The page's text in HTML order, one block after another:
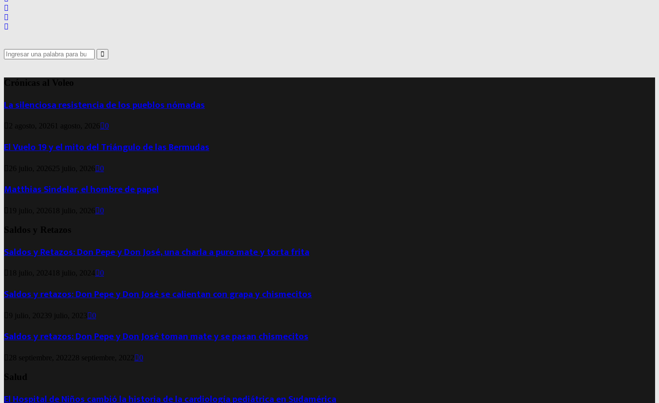
Search
for:
Search
Crónicas al Voleo
La silenciosa resistencia de los pueblos nómadas
2 agosto, 2026 1 agosto, 2026 0
El Vuelo 19 y el mito del Triángulo de las Bermudas
26 julio, 2026 25 julio, 2026 0
Matthias Sindelar, el hombre de papel
19 julio, 2026 18 julio, 2026 0
Saldos y Retazos
Saldos y Retazos: Don Pepe y Don José, una charla a puro mate y torta frita
18 julio, 2024 18 julio, 2024 0
Saldos y retazos: Don Pepe y Don José se calientan con grapa y chismecitos
9 julio, 20239 julio, 2023 0
Saldos y retazos: Don Pepe y Don José toman mate y se pasan chismecitos
28 septiembre, 2022 28 septiembre, 2022 0
Salud
El Hospital de Niños cambió la historia de la cardiología pediátrica en Sudamérica